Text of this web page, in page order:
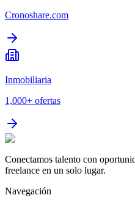
Cronoshare.com
Inmobiliaria
1,000+ ofertas
Conectamos talento con
freelance en un solo lugar.
Navegación